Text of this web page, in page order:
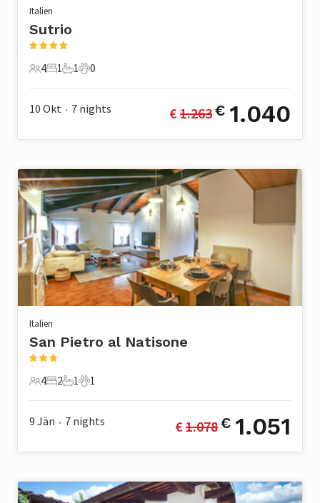
Italien
Sutrio
4 Gäste
4
1 Schlafzimmer
1
1 Badezimmer
1
0 Haustiere
0
10 Okt • 7 nights € 1.263€ 1.040
Italien
San Pietro al Natisone
4 Gäste
4
2 Schlafzimmer
2
1 Badezimmer
1
1 Haustier
1
9 Jän • 7 nights € 1.078€ 1.051